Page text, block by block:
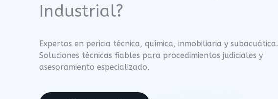
Industrial?
Expertos en pericia técnica, química, inmobiliaria y subacuática.
Soluciones técnicas fiables para procedimientos judiciales y
asesoramiento especializado.